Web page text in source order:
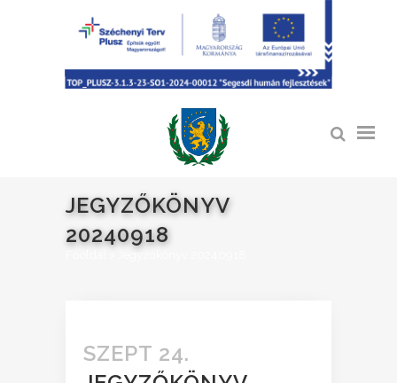
JEGYZŐKÖNYV
20240918
SZEPT 24.